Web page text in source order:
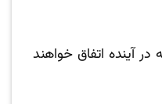
در آینده اتفاق خواهند